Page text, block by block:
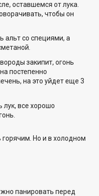
оставшемся от лука.
чтобы он
альт со специями, а
закипит, огонь
постепенно
на это уйдет еще 3
лук, все хорошо
Но и в холодном
панировать перед